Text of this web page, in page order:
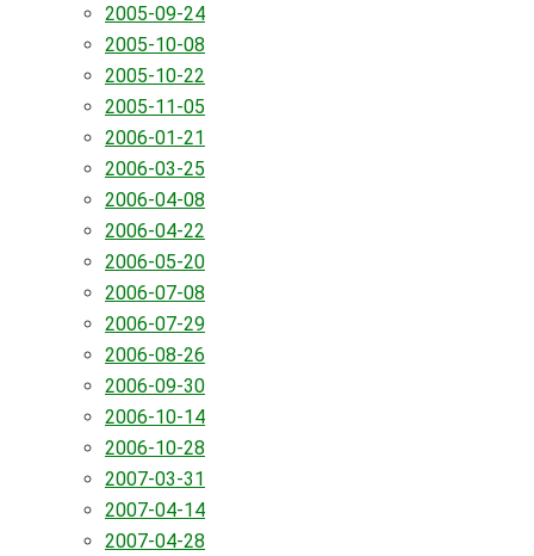
2005-09-24
2005-10-08
2005-10-22
2005-11-05
2006-01-21
2006-03-25
2006-04-08
2006-04-22
2006-05-20
2006-07-08
2006-07-29
2006-08-26
2006-09-30
2006-10-14
2006-10-28
2007-03-31
2007-04-14
2007-04-28